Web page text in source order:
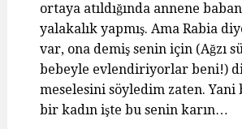
ortaya atıldığında annene
yalakalık yapmış. Ama Rabia
var, ona demiş senin için (Ağzı
bebeyle evlendiriyorlar beni!)
meselesini söyledim zaten. Yani
bir kadın işte bu senin karın…